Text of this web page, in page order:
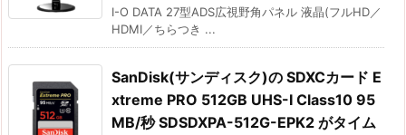
I-O DATA 27型ADS広視野角パネル 液晶(フルHD／
HDMI／ちらつき ...
SanDisk(サンディスク)の SDXCカード E
xtreme PRO 512GB UHS-I Class10 95
MB/秒 SDSDXPA-512G-EPK2 がタイム